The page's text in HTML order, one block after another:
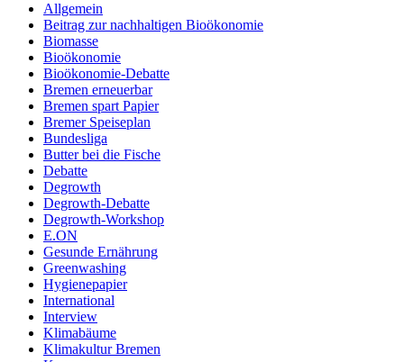
Allgemein
Beitrag zur nachhaltigen Bioökonomie
Biomasse
Bioökonomie
Bioökonomie-Debatte
Bremen erneuerbar
Bremen spart Papier
Bremer Speiseplan
Bundesliga
Butter bei die Fische
Debatte
Degrowth
Degrowth-Debatte
Degrowth-Workshop
E.ON
Gesunde Ernährung
Greenwashing
Hygienepapier
International
Interview
Klimabäume
Klimakultur Bremen